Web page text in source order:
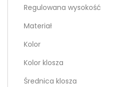
Regulowana wysokość
Materiał
Kolor
Kolor klosza
Średnica klosza